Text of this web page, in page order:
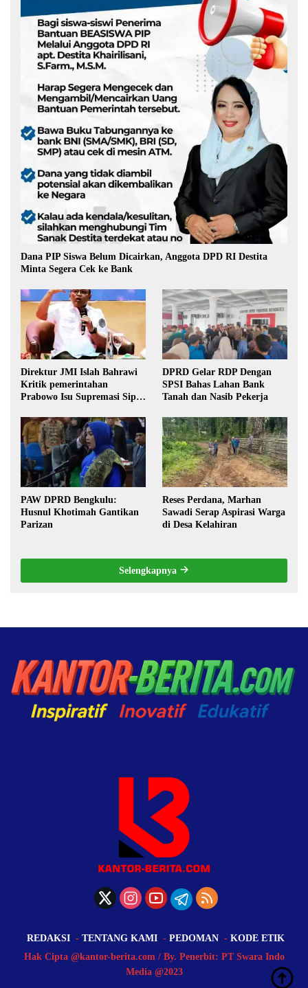
Dana PIP Siswa Belum Dicairkan, Anggota DPD RI Destita
Minta Segera Cek ke Bank
Direktur JMI Islah Bahrawi
Kritik pemerintahan
Prabowo Isu Supremasi Sipil,
Pilkada oleh DPRD
DPRD Gelar RDP Dengan
SPSI Bahas Lahan Bank
Tanah dan Nasib Pekerja
PAW DPRD Bengkulu:
Husnul Khotimah Gantikan
Parizan
Reses Perdana, Marhan
Sawadi Serap Aspirasi Warga
di Desa Kelahiran
Selengkapnya
REDAKSI TENTANG KAMI PEDOMAN
KODE ETIK
Hak Cipta @kantor-berita.com / By. Penerbit: PT Swara Indo
Media @2023